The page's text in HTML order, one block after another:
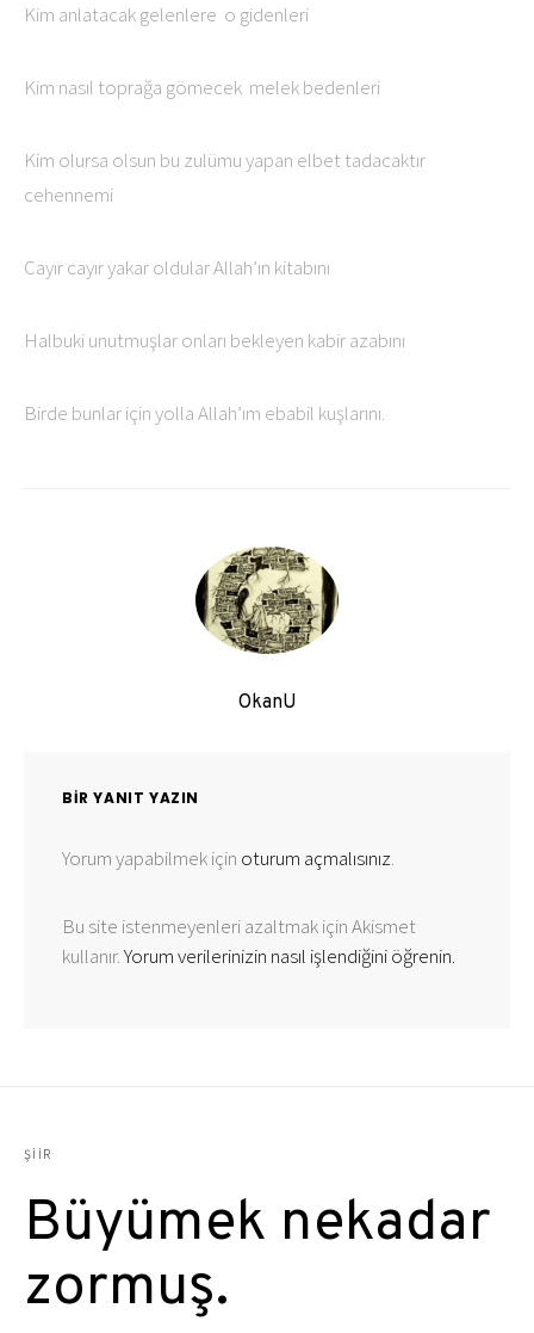
Kim anlatacak gelenlere o gidenleri
Kim nasıl toprağa gömecek melek bedenleri
Kim olursa olsun bu zulümu yapan elbet tadacaktır
cehennemi
Cayır cayır yakar oldular Allah’ın kitabını
Halbuki unutmuşlar onları bekleyen kabir azabını
Birde bunlar için yolla Allah’ım ebabil kuşlarını.
OkanU
BIR YANIT YAZIN
Yorum yapabilmek için oturum açmalısınız.
Bu site istenmeyenleri azaltmak için Akismet
kullanır.Yorum verilerinizin nasıl işlendiğini öğrenin.
ŞIIR
Büyümek nekadar
zormuş.